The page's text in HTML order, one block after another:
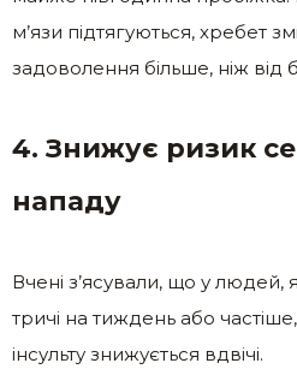
м’язи підтягуються, хребет
задоволення більше, ніж від
4. Знижує ризик
нападу
Вчені з’ясували, що у людей,
тричі на тиждень або
інсульту знижується вдвічі.